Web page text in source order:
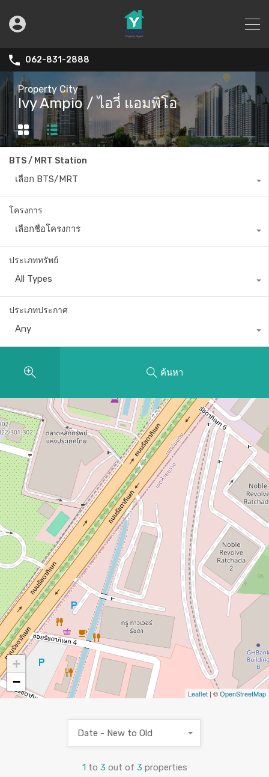
062-831-2888
Property City
Ivy Ampio / ไอวี่ แอมพิโอ
BTS / MRT Station
เลือก BTS/MRT
โครงการ
เลือกชื่อโครงการ
ประเภททรัพย์
All Types
ประเภทประกาศ
Any
ค้นหา
3
+
−
Leaflet | ©OpenStreetMap
1 to 3 out of 3 properties
Date - New to Old